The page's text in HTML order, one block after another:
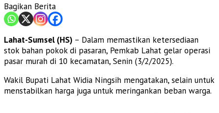
Bagikan Berita
Lahat-Sumsel (HS) – Dalam memastikan ketersediaan
stok bahan pokok di pasaran, Pemkab Lahat gelar operasi
pasar murah di 10 kecamatan, Senin (3/2/2025).
Wakil Bupati Lahat Widia Ningsih mengatakan, selain untuk
menstabilkan harga juga untuk meringankan beban warga.